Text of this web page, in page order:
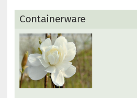
Containerware